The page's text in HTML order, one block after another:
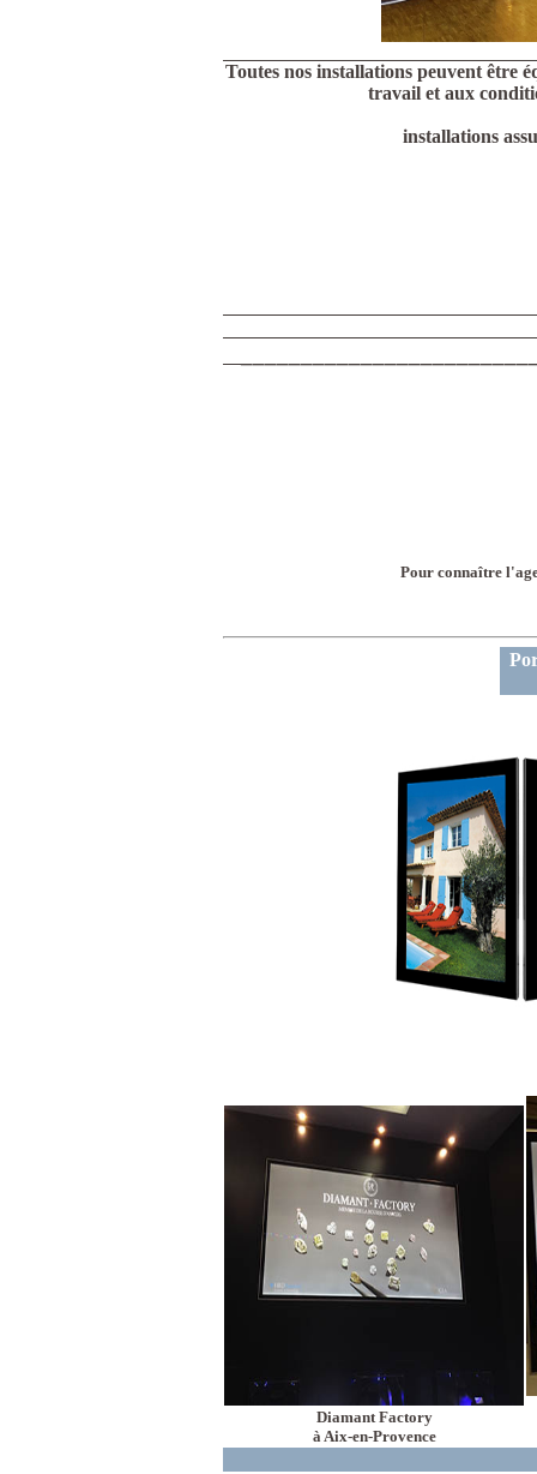
Toutes nos installations peuvent être
travail et aux
installations
Pour connaître
Diamant Factory
à Aix-en-Provence